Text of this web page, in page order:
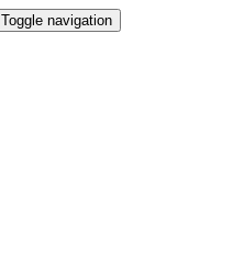
Toggle navigation